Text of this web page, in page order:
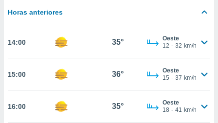
ou
permite-
Horas anteriores
14:00 35°
Oeste
12 - 32 km/h
15:00 36°
Oeste
15 - 37 km/h
16:00 35°
Oeste
18 - 41 km/h